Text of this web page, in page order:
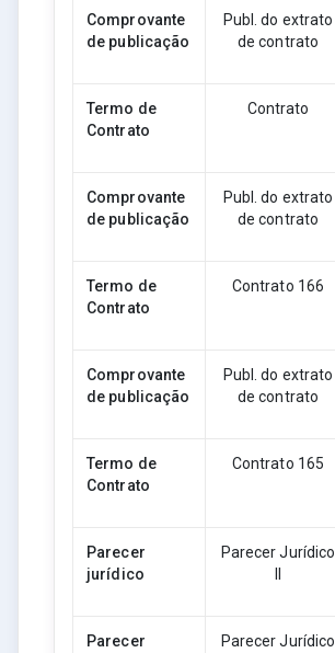
Comprovante
de publicação
Publ. do extrato
de contrato
Termo de
Contrato
Contrato
Comprovante
de publicação
Publ. do extrato
de contrato
Termo de
Contrato
Contrato 166
Comprovante
de publicação
Publ. do extrato
de contrato
Termo de
Contrato
Contrato 165
Parecer
jurídico
Parecer Jurídico
Parecer
Parecer Jurídico